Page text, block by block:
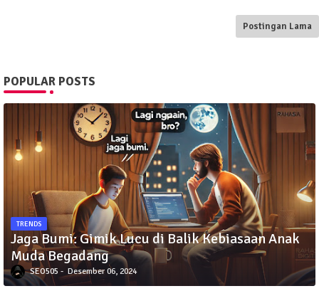
Postingan Lama
POPULAR POSTS
TRENDS
Jaga Bumi: Gimik Lucu di Balik Kebiasaan Anak
Muda Begadang
SEO505 Desember 06, 2024